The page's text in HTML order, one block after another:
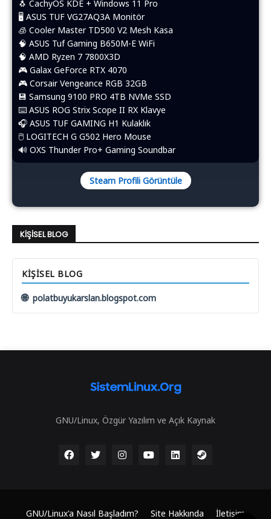
🐧 CachyOS KDE + Windows 11 Pro
🖥️ ASUS TUF VG27AQ3A Monitör
🧊 Cooler Master TD500 V2 Mesh Kasa
🧠 ASUS Tuf Gaming B650M-E WiFi
🧠 AMD Ryzen 7 7800X3D
🎮 Galax GeForce RTX 4070
🎮 Corsair Vengeance RGB 32GB
💾 Samsung 9100 PRO 4TB NVMe SSD
⌨️​ ASUS ROG Strix Scope II RX Klavye
🎧 ASUS TUF GAMING H1 Kulaklık
🖱️​ LOGITECH G G502 Hero Mouse
🔊 OXS Thunder Pro+ Gaming Soundbar
Steam Profili Görüntüle
KIŞISEL BLOG
KIŞISEL BLOG
🌐 polatbuyukarslan.blogspot.com
GNU/Linux, Özgür Yazılım ve Açık Kaynak
GNU/Linux'a Nasıl Başladım? Site Hakkında İletişim